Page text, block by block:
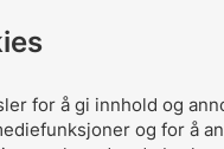
for å gi innhold og
og for å